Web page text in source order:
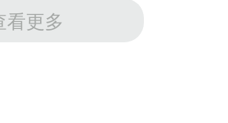
看更多